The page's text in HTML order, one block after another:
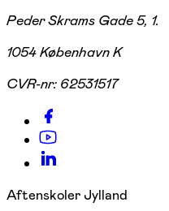
Peder Skrams Gade 5, 1.
1054 København K
CVR-nr: 62531517
Aftenskoler Jylland